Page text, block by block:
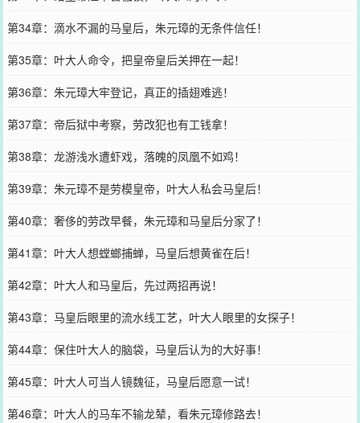
第34章：滴水不漏的马皇后，朱元璋的无条件信任！
第35章：叶大人命令，把皇帝皇后关押在一起！
第36章：朱元璋大牢登记，真正的插翅难逃！
第37章：帝后狱中考察，劳改犯也有工钱拿！
第38章：龙游浅水遭虾戏，落魄的凤凰不如鸡！
第39章：朱元璋不是劳模皇帝，叶大人私会马皇后！
第40章：奢侈的劳改早餐，朱元璋和马皇后分家了！
第41章：叶大人想螳螂捕蝉，马皇后想黄雀在后！
第42章：叶大人和马皇后，先过两招再说！
第43章：马皇后眼里的流水线工艺，叶大人眼里的女探子！
第44章：保住叶大人的脑袋，马皇后认为的大好事！
第45章：叶大人可当人镜魏征，马皇后愿意一试！
第46章：叶大人的马车不输龙辇，看朱元璋修路去！